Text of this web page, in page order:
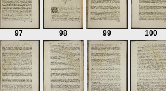
97 98 99 100